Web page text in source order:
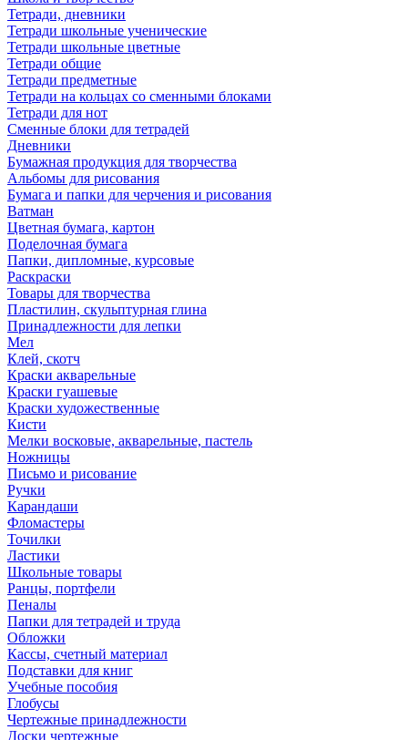
Тетради, дневники
Тетради школьные ученические
Тетради школьные цветные
Тетради общие
Тетради предметные
Тетради на кольцах со сменными блоками
Тетради для нот
Сменные блоки для тетрадей
Дневники
Бумажная продукция для творчества
Альбомы для рисования
Бумага и папки для черчения и рисования
Ватман
Цветная бумага, картон
Поделочная бумага
Папки, дипломные, курсовые
Раскраски
Товары для творчества
Пластилин, скульптурная глина
Принадлежности для лепки
Мел
Клей, скотч
Краски акварельные
Краски гуашевые
Краски художественные
Кисти
Мелки восковые, акварельные, пастель
Ножницы
Письмо и рисование
Ручки
Карандаши
Фломастеры
Точилки
Ластики
Школьные товары
Ранцы, портфели
Пеналы
Папки для тетрадей и труда
Обложки
Кассы, счетный материал
Подставки для книг
Учебные пособия
Глобусы
Чертежные принадлежности
Доски чертежные